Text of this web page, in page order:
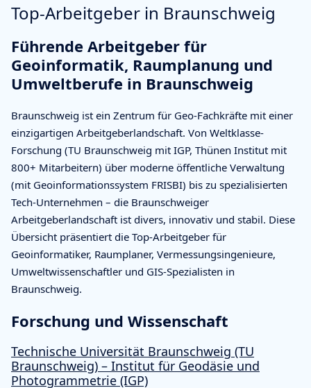
Top-Arbeitgeber in Braunschweig
Führende Arbeitgeber für
Geoinformatik, Raumplanung und
Umweltberufe in Braunschweig
Braunschweig ist ein Zentrum für Geo-Fachkräfte mit einer
einzigartigen Arbeitgeberlandschaft. Von Weltklasse-
Forschung (TU Braunschweig mit IGP, Thünen Institut mit
800+ Mitarbeitern) über moderne öffentliche Verwaltung
(mit Geoinformationssystem FRISBI) bis zu spezialisierten
Tech-Unternehmen – die Braunschweiger
Arbeitgeberlandschaft ist divers, innovativ und stabil. Diese
Übersicht präsentiert die Top-Arbeitgeber für
Geoinformatiker, Raumplaner, Vermessungsingenieure,
Umweltwissenschaftler und GIS-Spezialisten in
Braunschweig.
Forschung und Wissenschaft
Technische Universität Braunschweig (TU
Braunschweig) – Institut für Geodäsie und
Photogrammetrie (IGP)